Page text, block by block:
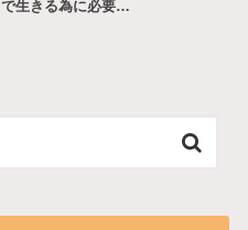
で生きる為に必要…